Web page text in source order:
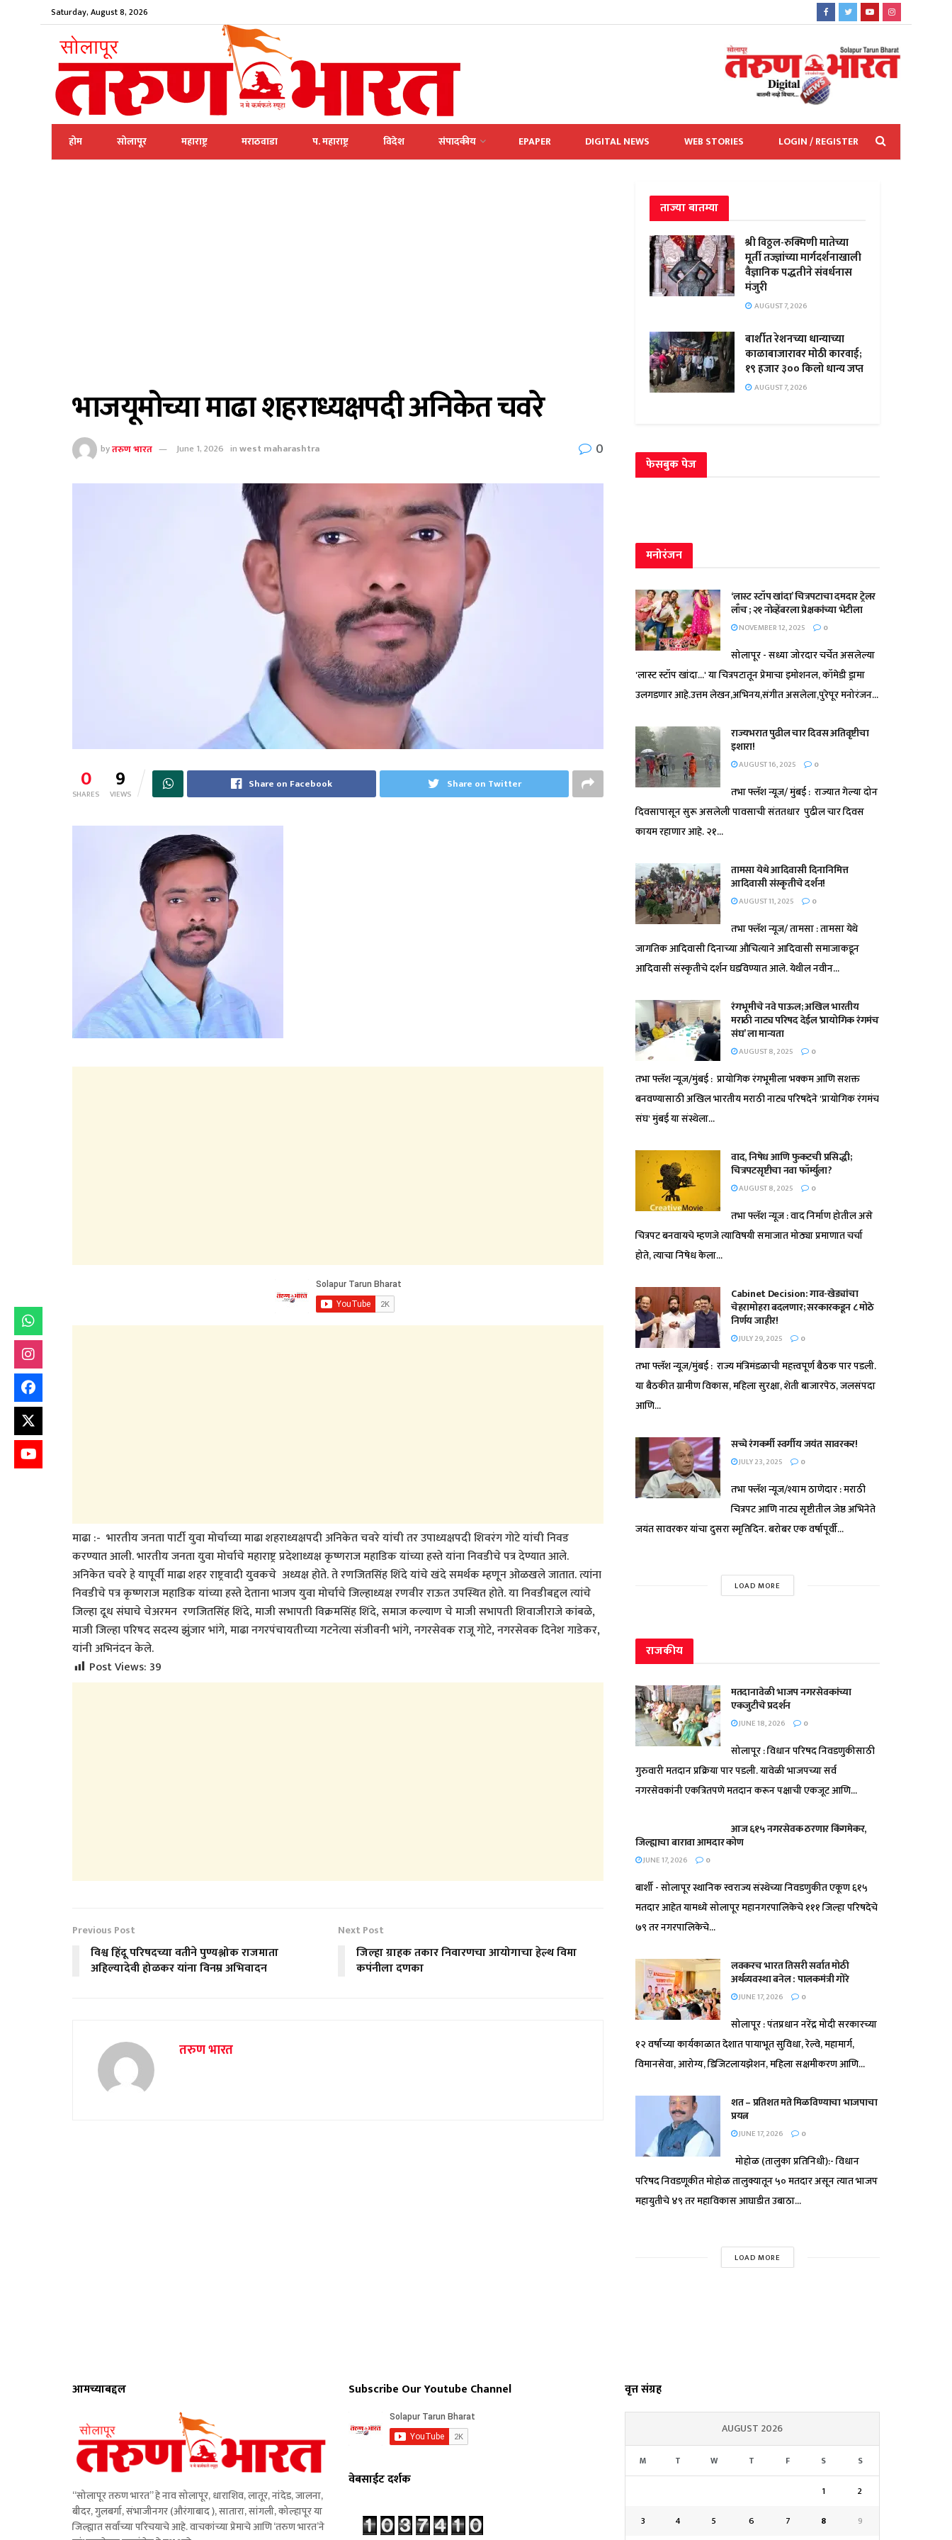
Saturday, August 8, 2026
होम सोलापूर महाराष्ट्र मराठवाडा प. महाराष्ट्र विदेश संपादकीय EPAPER DIGITAL NEWS WEB STORIES LOGIN / REGISTER
भाजयूमोच्या माढा शहराध्यक्षपदी अनिकेत चवरे
byतरुण भारत June 1, 2026 inwest maharashtra 0
0
SHARES 9
VIEWS
Share on Facebook Share on Twitter
माढा :- भारतीय जनता पार्टी युवा मोर्चाच्या माढा शहराध्यक्षपदी अनिकेत चवरे यांची तर उपाध्यक्षपदी शिवरंग गोटे यांची निवड
करण्यात आली. भारतीय जनता युवा मोर्चाचे महाराष्ट्र प्रदेशाध्यक्ष कृष्णराज महाडिक यांच्या हस्ते यांना निवडीचे पत्र देण्यात आले.
अनिकेत चवरे हे यापूर्वी माढा शहर राष्ट्रवादी युवकचे अध्यक्ष होते. ते रणजितसिंह शिंदे यांचे खंदे समर्थक म्हणून ओळखले जातात. त्यांना
निवडीचे पत्र कृष्णराज महाडिक यांच्या हस्ते देताना भाजप युवा मोर्चाचे जिल्हाध्यक्ष रणवीर राऊत उपस्थित होते. या निवडीबद्दल त्यांचे
जिल्हा दूध संघाचे चेअरमन रणजितसिंह शिंदे, माजी सभापती विक्रमसिंह शिंदे, समाज कल्याण चे माजी सभापती शिवाजीराजे कांबळे,
माजी जिल्हा परिषद सदस्य झुंजार भांगे, माढा नगरपंचायतीच्या गटनेत्या संजीवनी भांगे, नगरसेवक राजू गोटे, नगरसेवक दिनेश गाडेकर,
यांनी अभिनंदन केले.
Post Views:39
Previous Post
विश्व हिंदू परिषदच्या वतीने पुण्यश्लोक राजमाता
अहिल्यादेवी होळकर यांना विनम्र अभिवादन
Next Post
जिल्हा ग्राहक तकार निवारणचा आयोगाचा हेल्थ विमा
कपंनीला दणका
तरुण भारत
ताज्या बातम्या
श्री विठ्ठल-रुक्मिणी मातेच्या
मूर्ती तज्ज्ञांच्या मार्गदर्शनाखाली
वैज्ञानिक पद्धतीने संवर्धनास
मंजुरी
AUGUST 7, 2026
बार्शीत रेशनच्या धान्याच्या
काळाबाजारावर मोठी कारवाई;
१९ हजार ३०० किलो धान्य जप्त
AUGUST 7, 2026
फेसबुक पेज
मनोरंजन
‘लास्ट स्टॉप खांदा’ चित्रपटाचा दमदार ट्रेलर
लाँच ; २१ नोव्हेंबरला प्रेक्षकांच्या भेटीला
NOVEMBER 12, 2025 0
सोलापूर - सध्या जोरदार चर्चेत असलेल्या
'लास्ट स्टॉप खांदा...' या चित्रपटातून प्रेमाचा इमोशनल, कॉमेडी ड्रामा
उलगडणार आहे.उत्तम लेखन,अभिनय,संगीत असलेला,पुरेपूर मनोरंजन...
राज्यभरात पुढील चार दिवस अतिवृष्टीचा
इशारा!
AUGUST 16, 2025 0
तभा फ्लॅश न्यूज/ मुंबई : राज्यात गेल्या दोन
दिवसापासून सुरू असलेली पावसाची संततधार पुढील चार दिवस
कायम रहाणार आहे. २१...
तामसा येथे आदिवासी दिनानिमित्त
आदिवासी संस्कृतीचे दर्शन!
AUGUST 11, 2025 0
तभा फ्लॅश न्यूज/ तामसा : तामसा येथे
जागतिक आदिवासी दिनाच्या औचित्याने आदिवासी समाजाकडून
आदिवासी संस्कृतीचे दर्शन घडविण्यात आले. येथील नवीन...
रंगभूमीचे नवे पाऊल; अखिल भारतीय
मराठी नाट्य परिषद देईल ‘प्रायोगिक रंगमंच
संघ’ ला मान्यता
AUGUST 8, 2025 0
तभा फ्लॅश न्यूज/मुंबई : प्रायोगिक रंगभूमीला भक्कम आणि सशक्त
बनवण्यासाठी अखिल भारतीय मराठी नाट्य परिषदेने 'प्रायोगिक रंगमंच
संघ' मुंबई या संस्थेला...
वाद, निषेध आणि फुकटची प्रसिद्धी;
चित्रपटसृष्टीचा नवा फॉर्म्युला?
AUGUST 8, 2025 0
तभा फ्लॅश न्यूज : वाद निर्माण होतील असे
चित्रपट बनवायचे म्हणजे त्याविषयी समाजात मोठ्या प्रमाणात चर्चा
होते, त्याचा निषेध केला...
Cabinet Decision: गाव-खेड्यांचा
चेहरामोहरा बदलणार; सरकारकडून ८ मोठे
निर्णय जाहीर!
JULY 29, 2025 0
तभा फ्लॅश न्यूज/मुंबई : राज्य मंत्रिमंडळाची महत्त्वपूर्ण बैठक पार पडली.
या बैठकीत ग्रामीण विकास, महिला सुरक्षा, शेती बाजारपेठ, जलसंपदा
आणि...
सच्चे रंगकर्मी स्वर्गीय जयंत सावरकर!
JULY 23, 2025 0
तभा फ्लॅश न्यूज/श्याम ठाणेदार : मराठी
चित्रपट आणि नाट्य सृष्टीतील जेष्ठ अभिनेते
जयंत सावरकर यांचा दुसरा स्मृतिदिन. बरोबर एक वर्षापूर्वी...
LOAD MORE
राजकीय
मतदानावेळी भाजप नगरसेवकांच्या
एकजुटीचे प्रदर्शन
JUNE 18, 2026 0
सोलापूर : विधान परिषद निवडणुकीसाठी
गुरुवारी मतदान प्रक्रिया पार पडली. यावेळी भाजपच्या सर्व
नगरसेवकांनी एकत्रितपणे मतदान करून पक्षाची एकजूट आणि...
आज ६१५ नगरसेवक ठरणार किंगमेकर,
जिल्ह्याचा बारावा आमदार कोण
JUNE 17, 2026 0
बार्शी - सोलापूर स्थानिक स्वराज्य संस्थेच्या निवडणुकीत एकूण ६१५
मतदार आहेत यामध्ये सोलापूर महानगरपालिकेचे १११ जिल्हा परिषदेचे
७९ तर नगरपालिकेचे...
लवकरच भारत तिसरी सर्वात मोठी
अर्थव्यवस्था बनेल : पालकमंत्री गोरे
JUNE 17, 2026 0
सोलापूर : पंतप्रधान नरेंद्र मोदी सरकारच्या
१२ वर्षांच्या कार्यकाळात देशात पायाभूत सुविधा, रेल्वे, महामार्ग,
विमानसेवा, आरोग्य, डिजिटलायझेशन, महिला सक्षमीकरण आणि...
शत – प्रतिशत मते मिळविण्याचा भाजपाचा
प्रयत्न
JUNE 17, 2026 0
मोहोळ (तालुका प्रतिनिधी):- विधान
परिषद निवडणूकीत मोहोळ तालुक्यातून ५० मतदार असून त्यात भाजप
महायुतीचे ४९ तर महाविकास आघाडीत उबाठा...
LOAD MORE
आमच्याबद्दल
“सोलापूर तरुण भारत” हे नाव सोलापूर, धाराशिव, लातूर, नांदेड, जालना,
बीदर, गुलबर्गा, संभाजीनगर (औरंगाबाद ), सातारा, सांगली, कोल्हापूर या
जिल्ह्यात सर्वांच्या परिचयाचे आहे. वाचकांच्या प्रेमाचे आणि ‘तरुण भारत’ने
Subscribe Our Youtube Channel
वेबसाईट दर्शक
वृत्त संग्रह
AUGUST 2026
M T W T F S S
1
2
3
4 5 6 7 8 9